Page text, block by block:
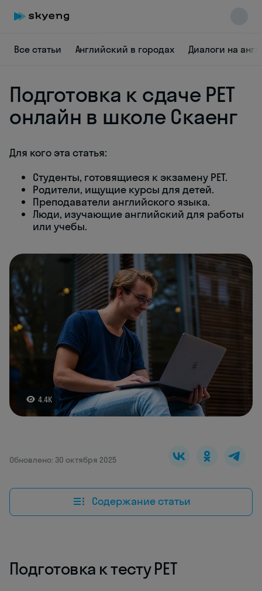
Все статьи Английский в городах Диалоги на
Подготовка к сдаче PET
онлайн в школе Скаенг
Для кого эта статья:
Студенты, готовящиеся к экзамену PET.
Родители, ищущие курсы для детей.
Преподаватели английского языка.
Люди, изучающие английский для работы
или учебы.
4.4K
Обновлено: 30 октября 2025
Содержание статьи
Подготовка к тесту PET
Skyeng Chat